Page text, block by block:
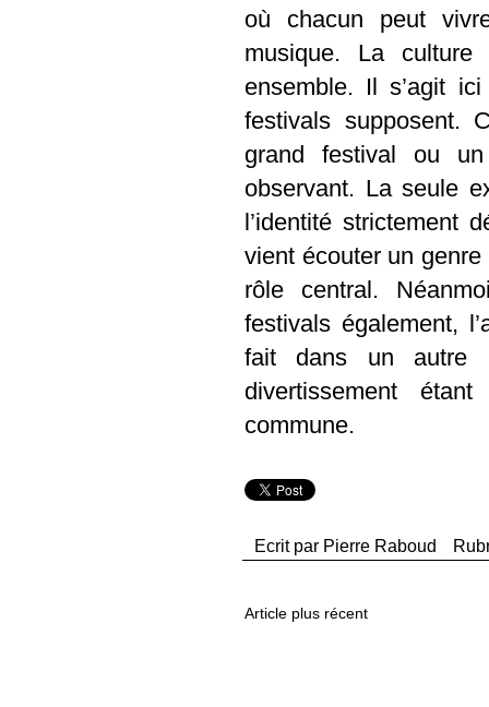
où chacun peut
musique. La
ensemble. Il s’agit
festivals supposent.
grand festival ou
observant. La seule
l’identité strictement
vient écouter un
rôle central.
festivals également,
fait dans un autre
divertissement
commune.
Ecrit par Pierre Raboud
Article plus récent